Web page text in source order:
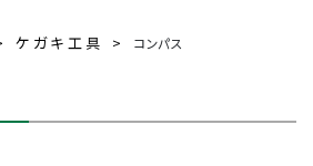
ケガキ工具 コンパス